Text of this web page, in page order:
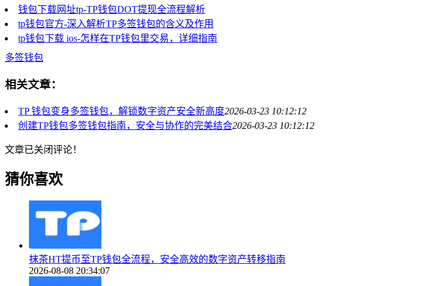
钱包下载网址tp-TP钱包DOT提现全流程解析
tp钱包官方-深入解析TP多签钱包的含义及作用
tp钱包下载 ios-怎样在TP钱包里交易，详细指南
多签钱包
相关文章：
TP 钱包变身多签钱包，解锁数字资产安全新高度2026-03-23 10:12:12
创建TP钱包多签钱包指南，安全与协作的完美结合2026-03-23 10:12:12
文章已关闭评论！
猜你喜欢
抹茶HT提币至TP钱包全流程，安全高效的数字资产转移指南
2026-08-08 20:34:07